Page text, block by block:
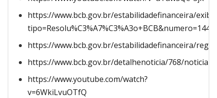
https://www.bcb.gov.br/estabilidadefinanceira/
tipo=Resolu%C3%A7%C3%A3o+BCB&numero=144
https://www.bcb.gov.br/estabilidadefinanceira/
https://www.bcb.gov.br/detalhenoticia/768/noticia
https://www.youtube.com/watch?
v=6WkiLvuOTfQ